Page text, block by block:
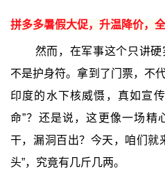
拼多多暑假大促，升温降价，
然而，在军事这个只讲
不是护身符。拿到了门票，不
印度的水下核威慑，真如宣
命”？还是说，这更像一场精
干，漏洞百出？今天，咱们就
头”，究竟有几斤几两。